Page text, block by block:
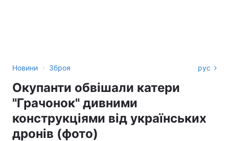
Новини › Зброя рус
Окупанти обвішали катери
"Грачонок" дивними
конструкціями від українських
дронів (фото)